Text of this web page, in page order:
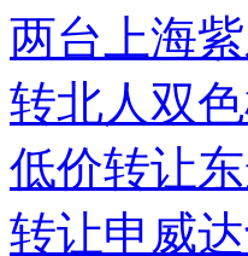
两台上海
转北人双
低价转让
转让申威